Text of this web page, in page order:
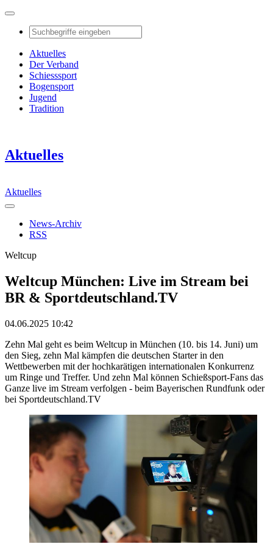
Aktuelles
Der Verband
Schiesssport
Bogensport
Jugend
Tradition
Aktuelles
Aktuelles
News-Archiv
RSS
Weltcup
Weltcup München: Live im Stream bei
BR & Sportdeutschland.TV
04.06.2025 10:42
Zehn Mal geht es beim Weltcup in München (10. bis 14. Juni) um
den Sieg, zehn Mal kämpfen die deutschen Starter in den
Wettbewerben mit der hochkarätigen internationalen Konkurrenz
um Ringe und Treffer. Und zehn Mal können Schießsport-Fans das
Ganze live im Stream verfolgen - beim Bayerischen Rundfunk oder
bei Sportdeutschland.TV